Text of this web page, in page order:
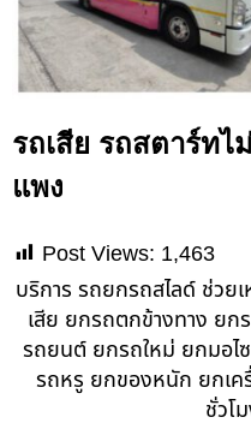
รถเสีย รถสตาร์ทไ
แพง
Post Views: 1,463
บริการ รถยกรถสไลด์ ช่ว
เสีย ยกรถตกข้างทาง ย
รถยนต์ ยกรถใหม่ ยกมอ
รถหรู ยกของหนัก ยกเ
ชั่วโ